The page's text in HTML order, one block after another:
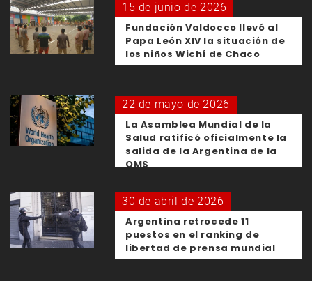
15 de junio de 2026
Fundación Valdocco llevó al
Papa León XIV la situación de
los niños Wichí de Chaco
22 de mayo de 2026
La Asamblea Mundial de la
Salud ratificó oficialmente la
salida de la Argentina de la
OMS
30 de abril de 2026
Argentina retrocede 11
puestos en el ranking de
libertad de prensa mundial